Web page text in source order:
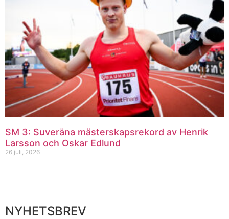
SM 3: Suveräna mästerskapsrekord av Henrik
Larsson och Oskar Edlund
26 juli, 2026
NYHETSBREV